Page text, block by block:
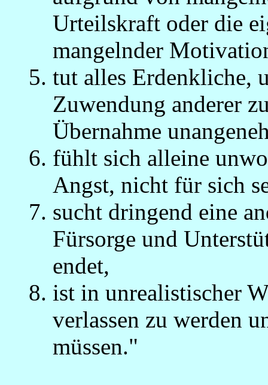
Urteilskraft oder die
mangelnder
tut alles Erdenkliche,
Zuwendung anderer
Übernahme
fühlt sich alleine
Angst, nicht für sich
sucht dringend eine
Fürsorge und
endet,
ist in unrealistischer
verlassen zu werden
müssen."